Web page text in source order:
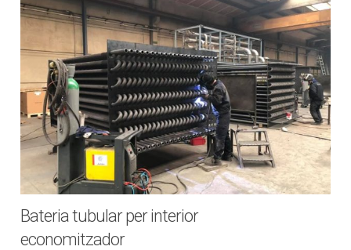
Bateria tubular per interior
economitzador